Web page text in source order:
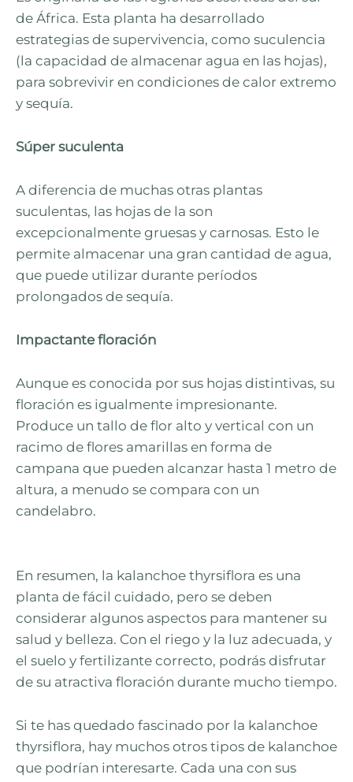
de África. Esta planta ha desarrollado
estrategias de supervivencia, como suculencia
(la capacidad de almacenar agua en las hojas),
para sobrevivir en condiciones de calor extremo
y sequía.
Súper suculenta
A diferencia de muchas otras plantas
suculentas, las hojas de la son
excepcionalmente gruesas y carnosas. Esto le
permite almacenar una gran cantidad de agua,
que puede utilizar durante períodos
prolongados de sequía.
Impactante floración
Aunque es conocida por sus hojas distintivas, su
floración es igualmente impresionante.
Produce un tallo de flor alto y vertical con un
racimo de flores amarillas en forma de
campana que pueden alcanzar hasta 1 metro de
altura, a menudo se compara con un
candelabro.
En resumen, la kalanchoe thyrsiflora es una
planta de fácil cuidado, pero se deben
considerar algunos aspectos para mantener su
salud y belleza. Con el riego y la luz adecuada, y
el suelo y fertilizante correcto, podrás disfrutar
de su atractiva floración durante mucho tiempo.
Si te has quedado fascinado por la kalanchoe
thyrsiflora, hay muchos otros tipos de kalanchoe
que podrían interesarte. Cada una con sus